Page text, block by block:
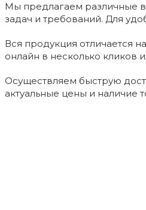
Мы предлагаем различные
задач и требований. Для
Вся продукция отличается
онлайн в несколько кликов
Осуществляем быструю
актуальные цены и наличие